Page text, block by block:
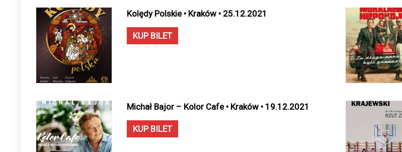
Kolędy Polskie • Kraków • 25.12.2021
KUP BILET
Michał Bajor – Kolor Cafe • Kraków • 19.12.2021
KUP BILET